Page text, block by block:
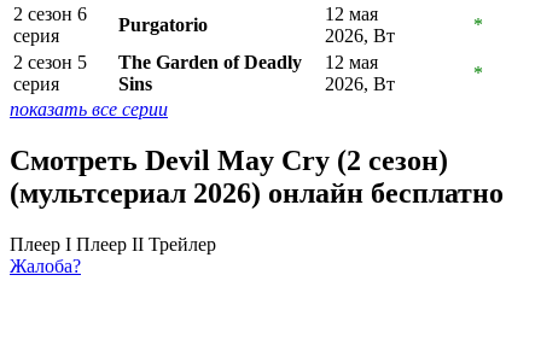
2 сезон 6
серия
Purgatorio
12 мая
2026, Вт
*
2 сезон 5
серия
The Garden of Deadly
Sins
12 мая
2026, Вт
*
показать все серии
Смотреть Devil May Cry (2 сезон)
(мультсериал 2026) онлайн бесплатно
Плеер I Плеер II Трейлер
Жалоба?